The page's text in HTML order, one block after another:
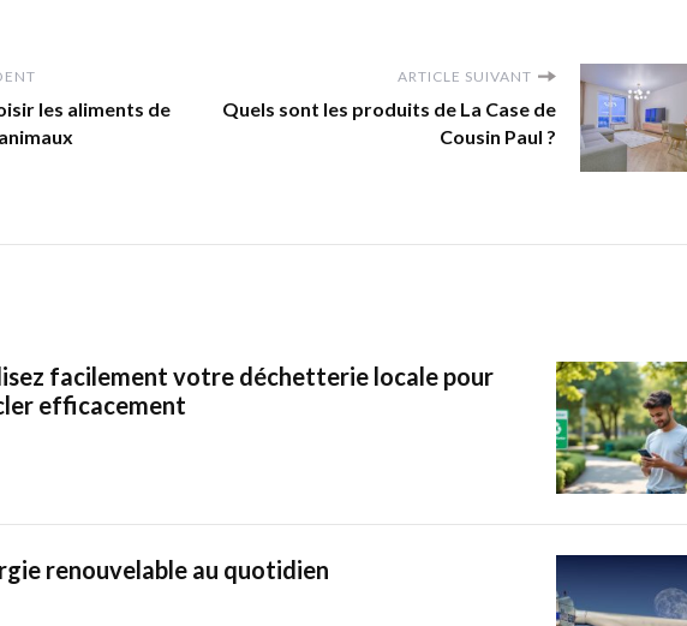
les aliments de
ARTICLE SUIVANT
Quels sont les produits de La Case de
Cousin Paul ?
facilement votre déchetterie locale pour
efficacement
renouvelable au quotidien